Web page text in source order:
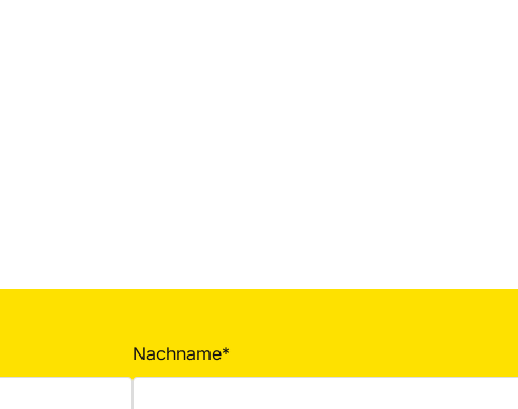
Nachname*